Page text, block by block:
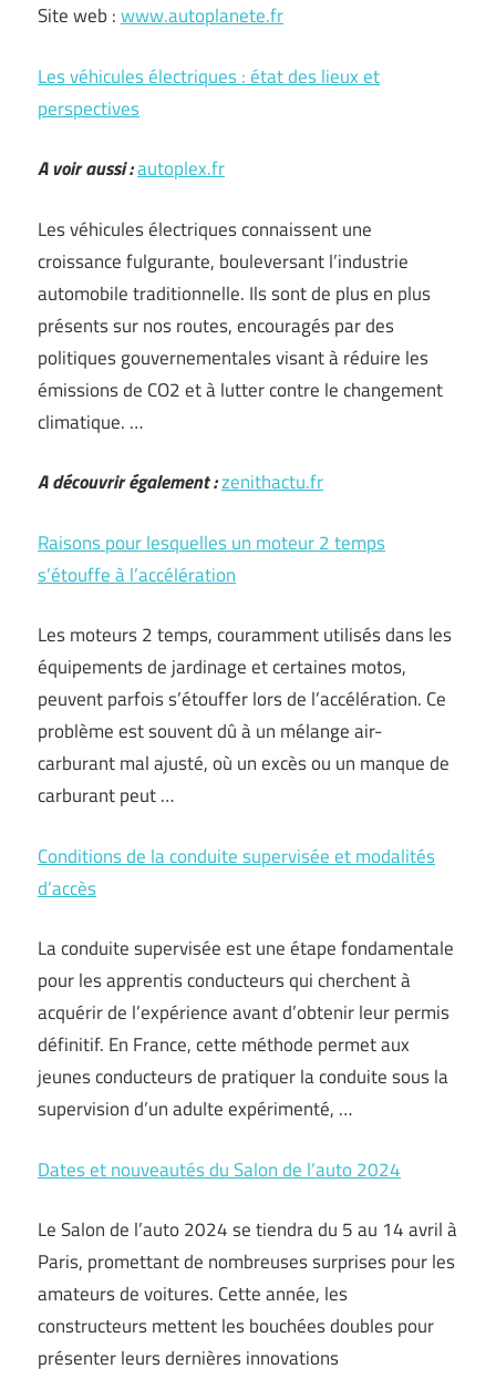
Site web :www.autoplanete.fr
Les véhicules électriques : état des lieux et
perspectives
A voir aussi :autoplex.fr
Les véhicules électriques connaissent une
croissance fulgurante, bouleversant l’industrie
automobile traditionnelle. Ils sont de plus en plus
présents sur nos routes, encouragés par des
politiques gouvernementales visant à réduire les
émissions de CO2 et à lutter contre le changement
climatique. …
A découvrir également :zenithactu.fr
Raisons pour lesquelles un moteur 2 temps
s’étouffe à l’accélération
Les moteurs 2 temps, couramment utilisés dans les
équipements de jardinage et certaines motos,
peuvent parfois s’étouffer lors de l’accélération. Ce
problème est souvent dû à un mélange air-
carburant mal ajusté, où un excès ou un manque de
carburant peut …
Conditions de la conduite supervisée et modalités
d’accès
La conduite supervisée est une étape fondamentale
pour les apprentis conducteurs qui cherchent à
acquérir de l’expérience avant d’obtenir leur permis
définitif. En France, cette méthode permet aux
jeunes conducteurs de pratiquer la conduite sous la
supervision d’un adulte expérimenté, …
Dates et nouveautés du Salon de l’auto 2024
Le Salon de l’auto 2024 se tiendra du 5 au 14 avril à
Paris, promettant de nombreuses surprises pour les
amateurs de voitures. Cette année, les
constructeurs mettent les bouchées doubles pour
présenter leurs dernières innovations